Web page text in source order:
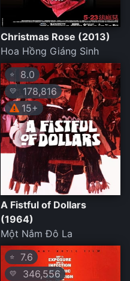
Christmas Rose (2013)
Hoa Hồng Giáng Sinh
⭐ 8.0
💛
178,816
15+
A Fistful of Dollars
(1964)
Một Nắm Đô La
⭐ 7.6
💛 346,556